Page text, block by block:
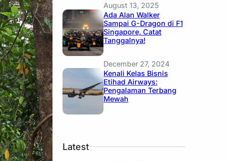
August 13, 2025
Ada Alan Walker
Sampai G-Dragon di F1
Singapore, Catat
Tanggalnya!
December 27, 2024
Kenali Kelas Bisnis
Etihad Airways:
Pengalaman Terbang
Mewah
Latest